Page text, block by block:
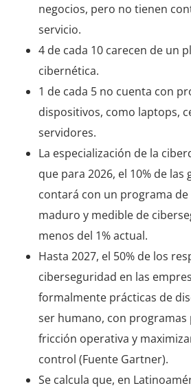
negocios, pero no tienen
servicio.
4 de cada 10 carecen de un
cibernética.
1 de cada 5 no cuenta con
dispositivos, como laptops,
servidores.
La especialización de la
que para 2026, el 10% de
contará con un programa
maduro y medible de
menos del 1% actual.
Hasta 2027, el 50% de los
ciberseguridad en las
formalmente prácticas de
ser humano, con
fricción operativa y
control (Fuente Gartner).
Se calcula que, en